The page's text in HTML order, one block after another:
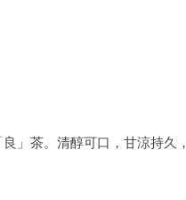
」茶。清醇可口，甘涼持久，